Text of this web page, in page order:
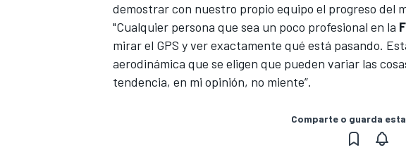
demostrar con nuestro propio equipo el progreso del
"Cualquier persona que sea un poco profesional en la
mirar el GPS y ver exactamente qué está pasando.
aerodinámica que se eligen que pueden variar las
tendencia, en mi opinión, no miente”.
Comparte o guarda